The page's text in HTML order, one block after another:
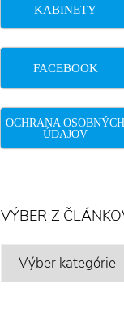
KABINETY
FACEBOOK
OCHRANA OSOBNÝCH
ÚDAJOV
VÝBER Z
VÝBER